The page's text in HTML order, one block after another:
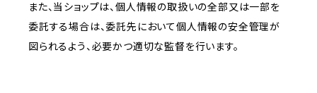
また、当ショップは、個人情報の取扱いの全部又は一部を
委託する場合は、委託先において個人情報の安全管理が
図られるよう、必要かつ適切な監督を行います。